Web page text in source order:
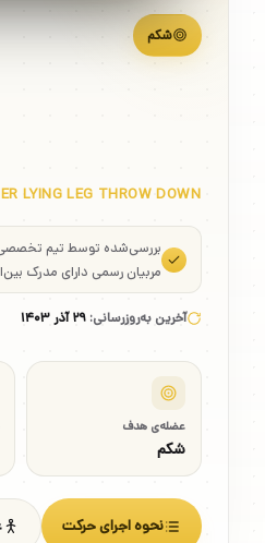
شکم
LYING LEG THROW DOWN
بررسی‌شده توسط تیم
مربیان رسمی دارای مدرک
آخرین به‌روزرسانی:۲۹ آذر ۱۴۰۳
عضله‌ی هدف
شکم
نحوه اجرای حرکت